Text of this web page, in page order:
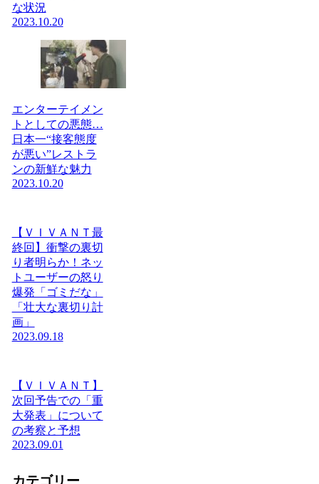
な状況
2023.10.20
エンターテイメン
トとしての悪態…
日本一“接客態度
が悪い”レストラ
ンの新鮮な魅力
2023.10.20
【ＶＩＶＡＮＴ最
終回】衝撃の裏切
り者明らか！ネッ
トユーザーの怒り
爆発「ゴミだな」
「壮大な裏切り計
画」
2023.09.18
【ＶＩＶＡＮＴ】
次回予告での「重
大発表」について
の考察と予想
2023.09.01
カテゴリー